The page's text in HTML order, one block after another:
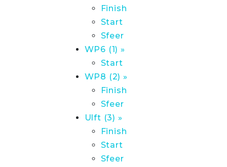
Finish
Start
Sfeer
WP6 (1) »
Start
WP8 (2) »
Finish
Sfeer
Ulft (3) »
Finish
Start
Sfeer